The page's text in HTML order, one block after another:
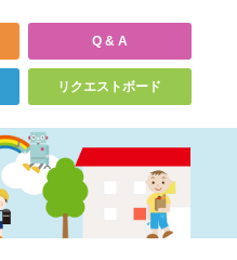
Q & A
リクエストボード